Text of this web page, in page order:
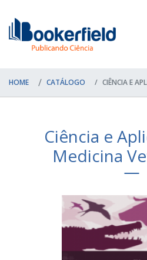
HOME CATÁLOGO CIÊNCIA E
Ciência e
Medicina